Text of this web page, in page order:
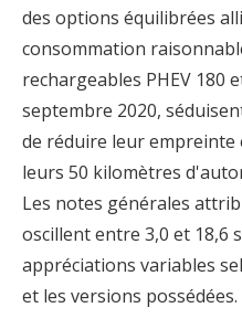
des options équilibrées
consommation
rechargeables PHEV 180
septembre 2020,
de réduire leur empreinte
leurs 50 kilomètres
Les notes générales
oscillent entre 3,0 et 18,6
appréciations variables
et les versions possédées.